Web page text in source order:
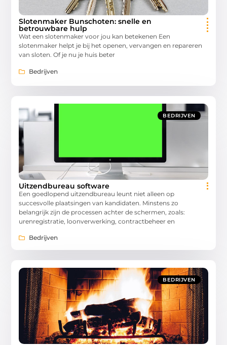
Slotenmaker Bunschoten: snelle en
betrouwbare hulp
Wat een slotenmaker voor jou kan betekenen Een
slotenmaker helpt je bij het openen, vervangen en repareren
van sloten. Of je nu je huis beter
Bedrijven
BEDRIJVEN
Uitzendbureau software
Een goedlopend uitzendbureau leunt niet alleen op
succesvolle plaatsingen van kandidaten. Minstens zo
belangrijk zijn de processen achter de schermen, zoals:
urenregistratie, loonverwerking, contractbeheer en
Bedrijven
BEDRIJVEN